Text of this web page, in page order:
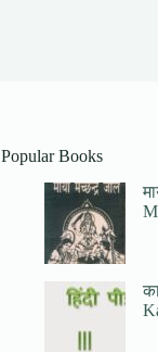
Popular Books